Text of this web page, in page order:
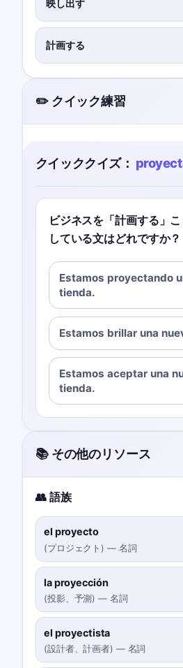
映し出す
計画する
✏️ クイック練習
クイッククイズ：
ビジネスを「計画する」
している文はどれですか？
Estamos proyectando
tienda.
Estamos brillar una
Estamos aceptar una
tienda.
📚 その他のリソース
👥 語族
el proyecto
(プロジェクト) — 名詞
la proyección
(投影、予測) — 名詞
el proyectista
(設計者、計画者) — 名詞